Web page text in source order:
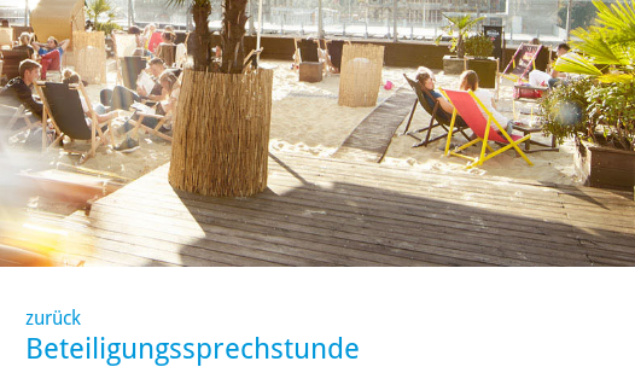
zurück
Beteiligungssprechstunde